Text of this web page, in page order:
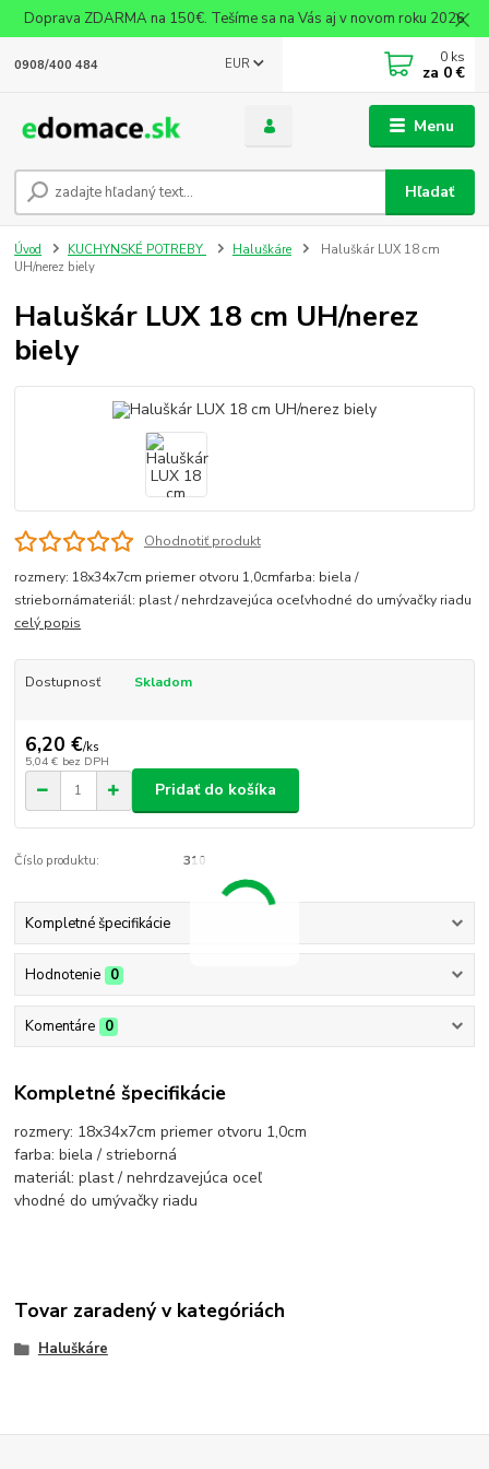
Doprava ZDARMA na 150€. Tešíme sa na Vás aj v novom roku 2026
Menu
EUR
Hľadať
0908/400 484 0 ks
za 0 €
Úvod KUCHYNSKÉ POTREBY Haluškáre
Haluškár LUX 18 cm
UH/nerez biely
Haluškár LUX 18 cm UH/nerez
biely
Ohodnotiť produkt
rozmery: 18x34x7cm priemer otvoru 1,0cmfarba: biela /
striebornámateriál: plast / nehrdzavejúca oceľvhodné do umývačky riadu
celý popis
Dostupnosť Skladom
6,20 €/ks
5,04 € bez DPH
Pridať do košíka
Číslo produktu: 310
Kompletné špecifikácie
Hodnotenie 0
Komentáre 0
Kompletné špecifikácie
rozmery: 18x34x7cm priemer otvoru 1,0cm
farba: biela / strieborná
materiál: plast / nehrdzavejúca oceľ
vhodné do umývačky riadu
Tovar zaradený v kategóriách
Haluškáre